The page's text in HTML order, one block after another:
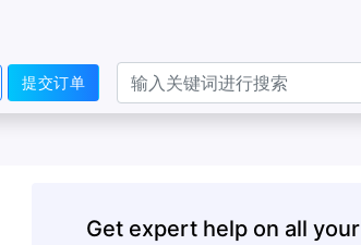
提交订单
Get expert help on all your